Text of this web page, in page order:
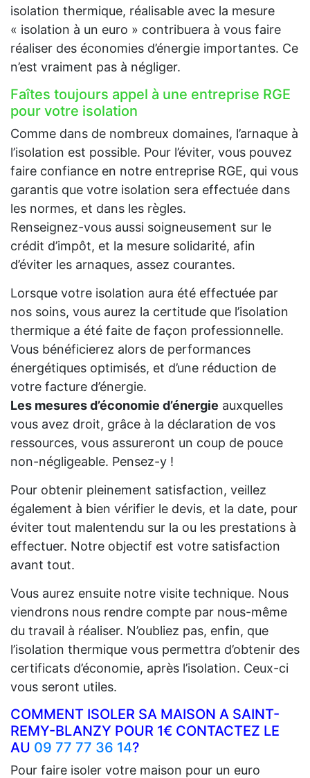
isolation thermique, réalisable avec la mesure
« isolation à un euro » contribuera à vous faire
réaliser des économies d’énergie importantes. Ce
n’est vraiment pas à négliger.
Faîtes toujours appel à une entreprise RGE
pour votre isolation
Comme dans de nombreux domaines, l’arnaque à
l’isolation est possible. Pour l’éviter, vous pouvez
faire confiance en notre entreprise RGE, qui vous
garantis que votre isolation sera effectuée dans
les normes, et dans les règles.
Renseignez-vous aussi soigneusement sur le
crédit d’impôt, et la mesure solidarité, afin
d’éviter les arnaques, assez courantes.
Lorsque votre isolation aura été effectuée par
nos soins, vous aurez la certitude que l’isolation
thermique a été faite de façon professionnelle.
Vous bénéficierez alors de performances
énergétiques optimisés, et d’une réduction de
votre facture d’énergie.
Les mesures d’économie d’énergie auxquelles
vous avez droit, grâce à la déclaration de vos
ressources, vous assureront un coup de pouce
non-négligeable. Pensez-y !
Pour obtenir pleinement satisfaction, veillez
également à bien vérifier le devis, et la date, pour
éviter tout malentendu sur la ou les prestations à
effectuer. Notre objectif est votre satisfaction
avant tout.
Vous aurez ensuite notre visite technique. Nous
viendrons nous rendre compte par nous-même
du travail à réaliser. N’oubliez pas, enfin, que
l’isolation thermique vous permettra d’obtenir des
certificats d’économie, après l’isolation. Ceux-ci
vous seront utiles.
COMMENT ISOLER SA MAISON A SAINT-
REMY-BLANZY POUR 1€ CONTACTEZ LE
AU 09 77 77 36 14?
Pour faire isoler votre maison pour un euro